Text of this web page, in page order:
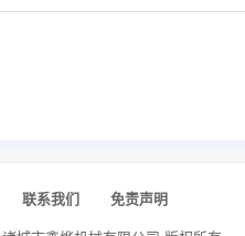
联系我们 免责声明